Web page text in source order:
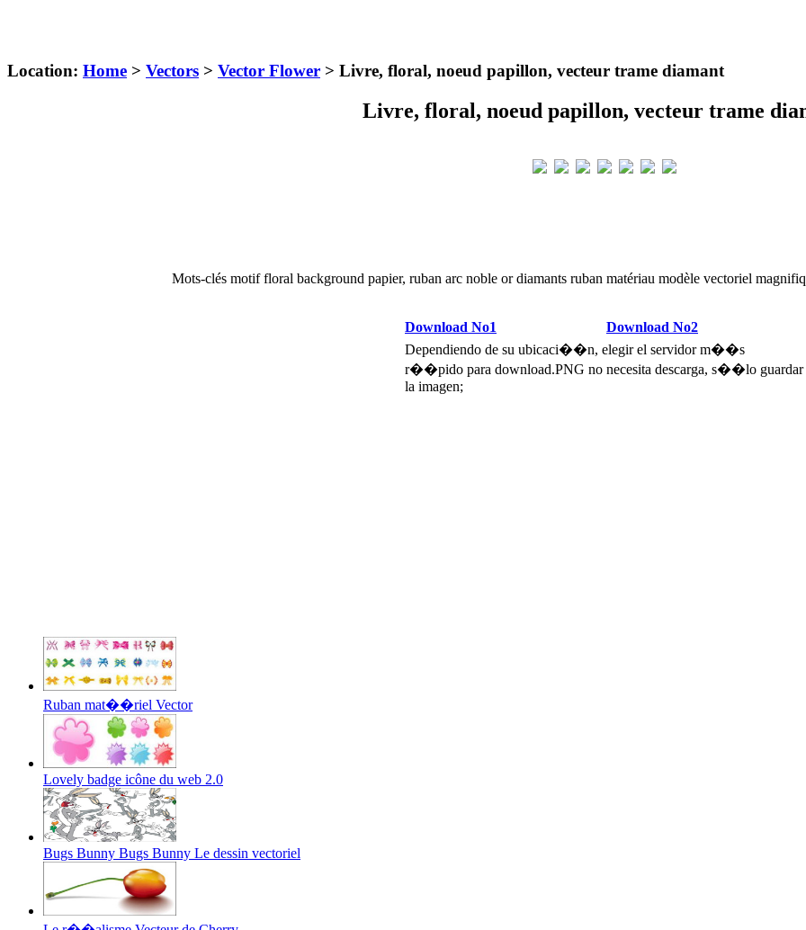
Location: Home > Vectors > Vector Flower > Livre, floral, noeud papillon, vecteur trame diamant
Livre, floral, noeud papillon, vecteur trame
Mots-clés motif floral background papier, ruban arc noble or diamants ruban matériau modèle vectoriel
Download No1
Download No2
Dependiendo de su ubicaci��n, elegir el servidor m��s
r��pido para download.PNG no necesita descarga, s��lo guardar
la imagen;
Ruban mat��riel Vector
Lovely badge icône du web 2.0
Bugs Bunny Bugs Bunny Le dessin vectoriel